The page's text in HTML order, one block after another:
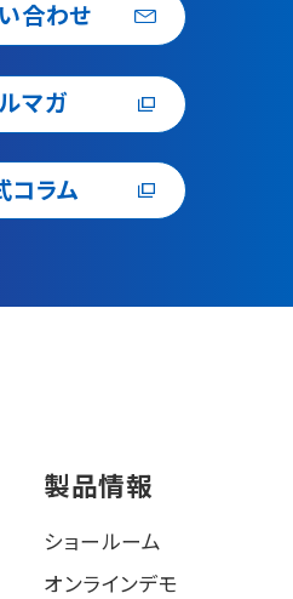
合わせ
マガ
コラム
製品情報
ショールーム
オンラインデモ